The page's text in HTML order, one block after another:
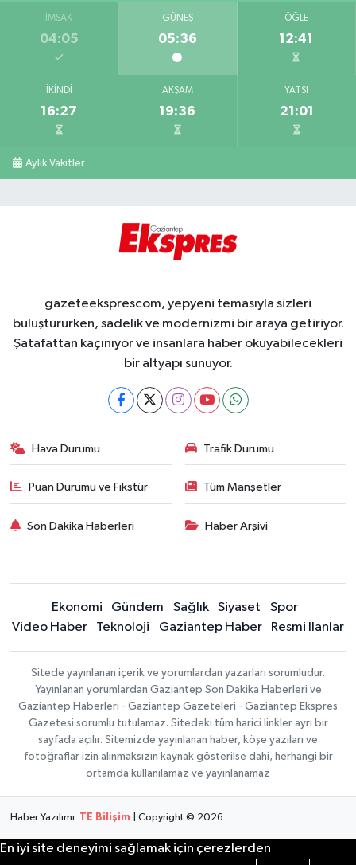
İMSAK
04:05
GÜNEŞ
05:36
ÖĞLE
12:41
İKINDI
16:27
AKŞAM
19:36
YATSI
21:01
Aylık Vakitler
gazeteeksprescom, yepyeni temasıyla sizleri
buluştururken, sadelik ve modernizmi bir araya getiriyor.
Şatafattan kaçınıyor ve insanlara haber okuyabilecekleri
bir altyapı sunuyor.
Hava Durumu Trafik Durumu
Puan Durumu ve Fikstür Tüm Manşetler
Son Dakika Haberleri Haber Arşivi
Ekonomi Gündem Sağlık Siyaset
Spor
Video Haber
Teknoloji Gaziantep Haber Resmi İlanlar
Sitede yayınlanan içerik ve yorumlardan yazarları sorumludur.
Yayınlanan yorumlardan Gaziantep Son Dakika Haberleri ve
Gaziantep Haberleri - Gaziantep Gazeteleri - Gaziantep Ekspres
Gazetesi sorumlu tutulamaz. Sitedeki tüm harici linkler ayrı bir
sayfada açılır. Sitemizde yayınlanan haber, köşe yazıları ve
fotoğraflar izin alınmaksızın kaynak gösterilse dahi, herhangi bir
ortamda kullanılamaz ve yayınlanamaz
Haber Yazılımı: TE Bilişim | Copyright © 2026
En iyi site deneyimi sağlamak için çerezlerden